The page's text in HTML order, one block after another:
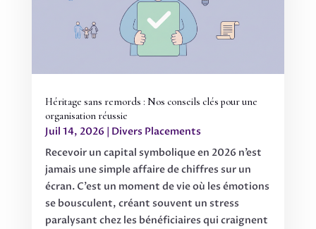
Héritage sans remords : Nos conseils clés pour une
organisation réussie
Juil 14, 2026 | Divers Placements
Recevoir un capital symbolique en 2026 n’est
jamais une simple affaire de chiffres sur un
écran. C’est un moment de vie où les émotions
se bousculent, créant souvent un stress
paralysant chez les bénéficiaires qui craignent